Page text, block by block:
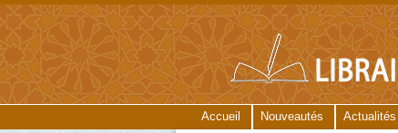
Accueil Nouveautés Actualités